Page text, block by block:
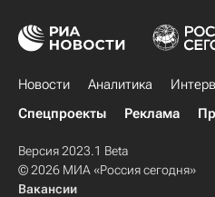
Новости Аналитика
Спецпроекты
Реклама
Версия 2023.1 Beta
© 2026 МИА «Россия сегодня»
Вакансии